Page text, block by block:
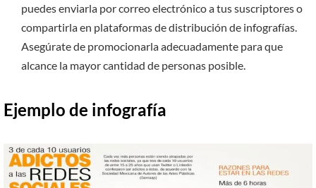
puedes enviarla por correo electrónico a tus suscriptores o
compartirla en plataformas de distribución de infografías.
Asegúrate de promocionarla adecuadamente para que
alcance la mayor cantidad de personas posible.
Ejemplo de infografía